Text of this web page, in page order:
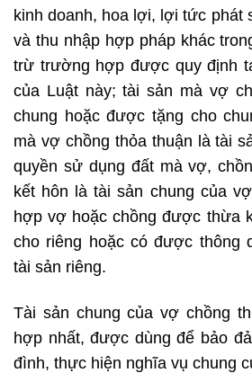
kinh doanh, hoa lợi, lợi tức phát
và thu nhập hợp pháp khác
trừ trường hợp được quy định
của Luật này; tài sản mà vợ
chung hoặc được tặng cho
mà vợ chồng thỏa thuận là tài
quyền sử dụng đất mà vợ,
kết hôn là tài sản chung của
hợp vợ hoặc chồng được thừa
cho riêng hoặc có được thông
tài sản riêng.
Tài sản chung của vợ chồng
hợp nhất, được dùng để bảo
đình, thực hiện nghĩa vụ chung